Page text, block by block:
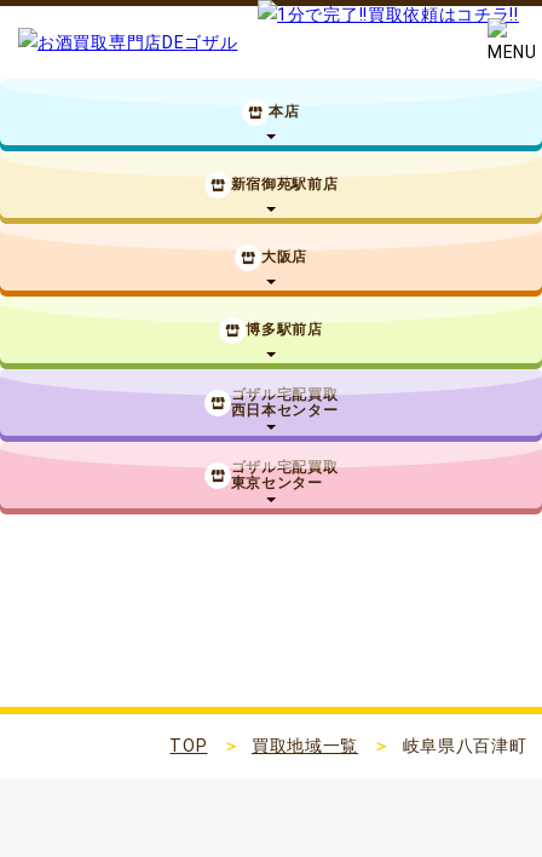
本店
新宿御苑駅前店
大阪店
博多駅前店
ゴザル宅配買取
西日本センター
ゴザル宅配買取
東京センター
TOP 買取地域一覧 岐阜県八百津町